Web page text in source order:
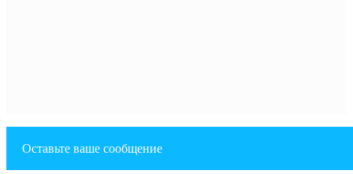
Оставьте ваше сообщение